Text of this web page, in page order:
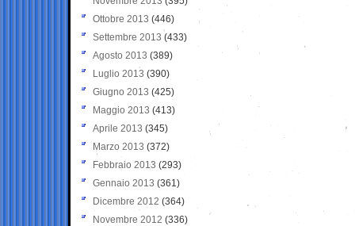
Ottobre 2013 (446)
Settembre 2013 (433)
Agosto 2013 (389)
Luglio 2013 (390)
Giugno 2013 (425)
Maggio 2013 (413)
Aprile 2013 (345)
Marzo 2013 (372)
Febbraio 2013 (293)
Gennaio 2013 (361)
Dicembre 2012 (364)
Novembre 2012 (336)